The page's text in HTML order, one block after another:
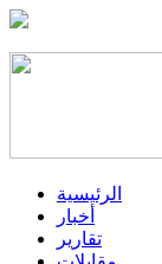
الرئيسية
أخبار
تقارير